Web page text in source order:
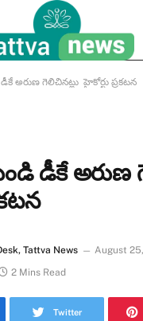
అరుణ గెలిచినట్లు హైకోర్టు ప్రకటన
డీకే అరుణ
Tattva News
August
2 Mins Read
Twitter